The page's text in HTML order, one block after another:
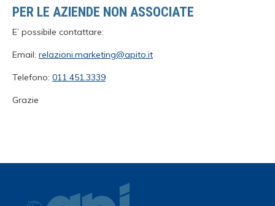
PER LE AZIENDE NON ASSOCIATE
E’ possibile contattare:
Email: relazioni.marketing@apito.it
Telefono: 011 451.3339
Grazie